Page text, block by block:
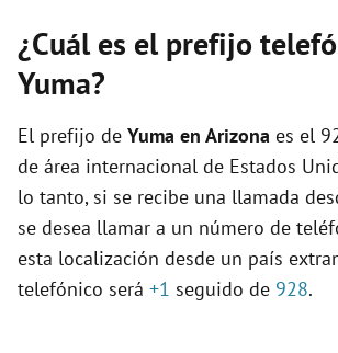
¿Cuál es el prefijo
Yuma?
El prefijo de Yuma en Arizona es el
de área internacional de Estados
lo tanto, si se recibe una llamada
se desea llamar a un número de
esta localización desde un país
telefónico será +1 seguido de 928.